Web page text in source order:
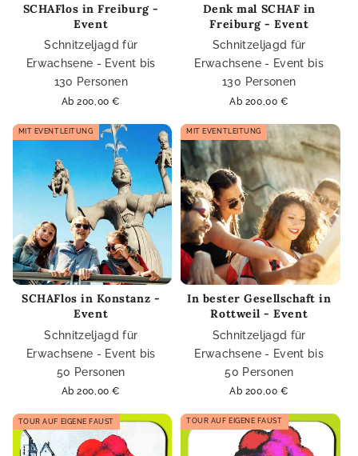
SCHAFlos in Freiburg -
Event
Schnitzeljagd für
Erwachsene - Event bis
130 Personen
Normaler
Ab 200,00 €
Denk mal SCHAF in
Freiburg - Event
Schnitzeljagd für
Erwachsene - Event bis
130 Personen
Normaler
Ab 200,00 €
MIT EVENTLEITUNG
SCHAFlos in Konstanz -
Event
Schnitzeljagd für
Erwachsene - Event bis
50 Personen
Normaler
Ab 200,00 €
MIT EVENTLEITUNG
In bester Gesellschaft in
Rottweil - Event
Schnitzeljagd für
Erwachsene - Event bis
50 Personen
Normaler
Ab 200,00 €
TOUR AUF EIGENE FAUST TOUR AUF EIGENE FAUST